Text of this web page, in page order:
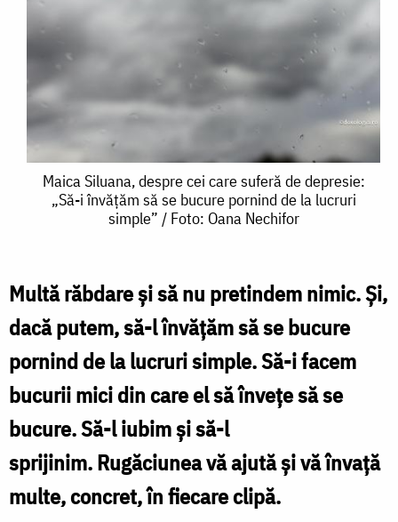
Maica
Siluana,
care
suferă
de
depresie:
„Să-
i
învățăm
Maica Siluana, despre cei care suferă de depresie:
„Să-i învățăm să se bucure pornind de la lucruri
simple” / Foto: Oana Nechifor
Multă răbdare și să nu pretindem nimic. Și,
dacă putem, să-l învățăm să se bucure
pornind de la lucruri simple. Să-i facem
bucurii mici din care el să învețe să se
bucure. Să-l iubim și să-l
sprijinim. Rugăciunea vă ajută și vă învață
multe, concret, în fie­care clipă.